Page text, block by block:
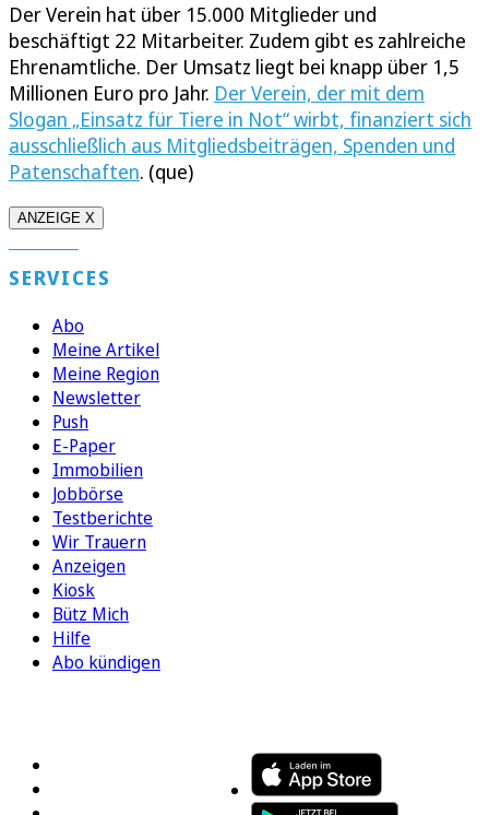
Der Verein hat über 15.000 Mitglieder und
beschäftigt 22 Mitarbeiter. Zudem gibt es zahlreiche
Ehrenamtliche. Der Umsatz liegt bei knapp über 1,5
Millionen Euro pro Jahr. Der Verein, der mit dem
Slogan „Einsatz für Tiere in Not“ wirbt, finanziert sich
ausschließlich aus Mitgliedsbeiträgen, Spenden und
Patenschaften. (que)
ANZEIGE X
SERVICES
Abo
Meine Artikel
Meine Region
Newsletter
Push
E-Paper
Immobilien
Jobbörse
Testberichte
Wir Trauern
Anzeigen
Kiosk
Bütz Mich
Hilfe
Abo kündigen